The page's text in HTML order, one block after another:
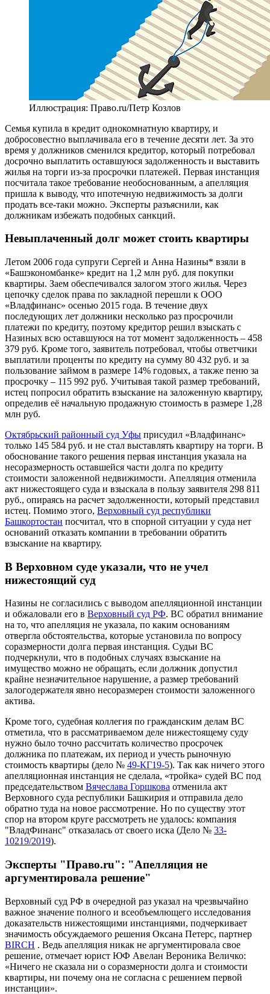
Иллюстрация: Право.ru/Петр Козлов
Семья купила в кредит однокомнатную квартиру, и
добросовестно выплачивала его в течение десяти лет. За это
время у должников сменился кредитор, который потребовал
досрочно выплатить оставшуюся задолженность и выставить
жилья на торги из-за просрочки платежей. Первая инстанция
посчитала такое требование необоснованным, а апелляция
пришла к выводу, что ипотечную недвижимость за долги
продать все-таки можно. Эксперты разъяснили, как
должникам избежать подобных санкций.
Невыплаченный долг может стоить квартиры
Летом 2006 года супруги Сергей и Анна Назины* взяли в
«Башэкономбанке» кредит на 1,2 млн руб. для покупки
квартиры. Заем обеспечивался залогом этого жилья. Через
цепочку сделок права по закладной перешли к ООО
«Владфинанс» осенью 2015 года. В течение двух
последующих лет должники несколько раз просрочили
платежи по кредиту, поэтому кредитор решил взыскать с
Назиных всю оставшуюся на тот момент задолженность – 458
379 руб. Кроме того, заявитель потребовал, чтобы ответчики
выплатили проценты по кредиту на сумму 80 432 руб. и за
пользование займом в размере 14% годовых, а также пеню за
просрочку – 115 992 руб. Учитывая такой размер требований,
истец попросил обратить взыскание на заложенную квартиру,
определив её начальную продажную стоимость в размере 1,28
млн руб.
Октябрьский районный суд Уфы присудил «Владфинанс»
только 145 584 руб. и не стал выставлять квартиру на торги. В
обоснование такого решения первая инстанция указала на
несоразмерность оставшейся части долга по кредиту
стоимости заложенной недвижимости. Апелляция отменила
акт нижестоящего суда и взыскала в пользу заявителя 298 811
руб., опираясь на расчет задолженности, который представил
истец. Помимо этого, Верховный суд республики
Башкортостан посчитал, что в спорной ситуации у суда нет
оснований отказать компании в требовании обратить
взыскание на квартиру.
В Верховном суде указали, что не учел
нижестоящий суд
Назины не согласились с выводом апелляционной инстанции
и обжаловали его в Верховный суд РФ. ВС обратил внимание
на то, что апелляция не указала, по каким основаниям
отвергла обстоятельства, которые установила по вопросу
соразмерности долга первая инстанция. Судьи ВС
подчеркнули, что в подобных случаях взыскание на
имущество можно не обращать, если должник допустил
крайне незначительное нарушение, а размер требований
залогодержателя явно несоразмерен стоимости заложенного
актива.
Кроме того, судебная коллегия по гражданским делам ВС
отметила, что в рассматриваемом деле нижестоящему суду
нужно было точно рассчитать количество просрочек
должника по платежам, их период и учесть рыночную
стоимость квартиры (дело № 49-КГ19-5). Так как ничего этого
апелляционная инстанция не сделала, «тройка» судей ВС под
председательством Вячеслава Горшкова отменила акт
Верховного суда республики Башкирия и отправила дело
обратно туда на новое рассмотрение. Но по существу этот
спор на втором круге рассмотреть не удалось: компания
"ВладФинанс" отказалась от своего иска (Дело № 33-
10219/2019).
Эксперты "Право.ru": "Апелляция не
аргументировала решение"
Верховный суд РФ в очередной раз указал на чрезвычайно
важное значение полного и всеобъемлющего исследования
доказательств нижестоящими инстанциями, подчеркивает
значимость обсуждаемого решения Оксана Петерс, партнер
BIRCH . Ведь апелляция никак не аргументировала свое
решение, отмечает юрист ЮФ Авелан Вероника Величко:
«Ничего не сказала ни о соразмерности долга и стоимости
квартиры, ни почему она не согласна с решением первой
инстанции».